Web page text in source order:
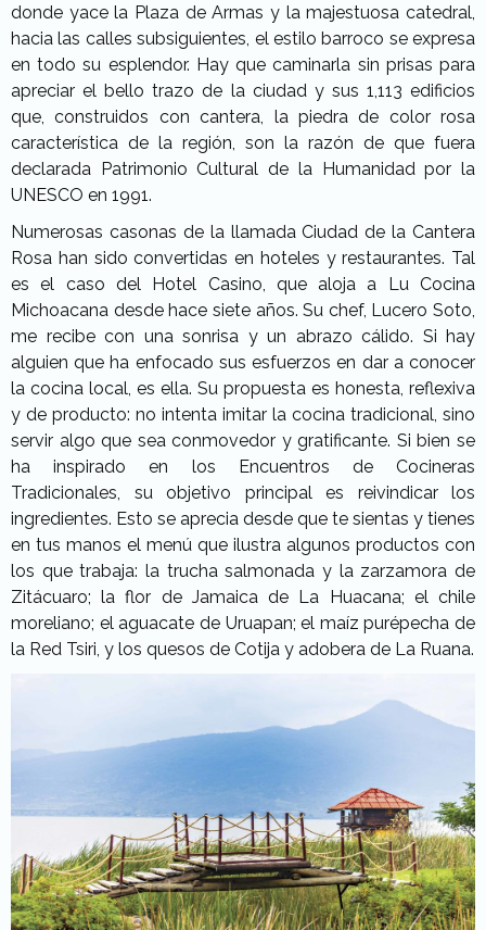
donde yace la Plaza de Armas y la majestuosa catedral,
hacia las calles subsiguientes, el estilo barroco se expresa
en todo su esplendor. Hay que caminarla sin prisas para
apreciar el bello trazo de la ciudad y sus 1,113 edificios
que, construidos con cantera, la piedra de color rosa
característica de la región, son la razón de que fuera
declarada Patrimonio Cultural de la Humanidad por la
UNESCO en 1991.
Numerosas casonas de la llamada Ciudad de la Cantera
Rosa han sido convertidas en hoteles y restaurantes. Tal
es el caso del Hotel Casino, que aloja a Lu Cocina
Michoacana desde hace siete años. Su chef, Lucero Soto,
me recibe con una sonrisa y un abrazo cálido. Si hay
alguien que ha enfocado sus esfuerzos en dar a conocer
la cocina local, es ella. Su propuesta es honesta, reflexiva
y de producto: no intenta imitar la cocina tradicional, sino
servir algo que sea conmovedor y gratificante. Si bien se
ha inspirado en los Encuentros de Cocineras
Tradicionales, su objetivo principal es reivindicar los
ingredientes. Esto se aprecia desde que te sientas y tienes
en tus manos el menú que ilustra algunos productos con
los que trabaja: la trucha salmonada y la zarzamora de
Zitácuaro; la flor de Jamaica de La Huacana; el chile
moreliano; el aguacate de Uruapan; el maíz purépecha de
la Red Tsiri, y los quesos de Cotija y adobera de La Ruana.